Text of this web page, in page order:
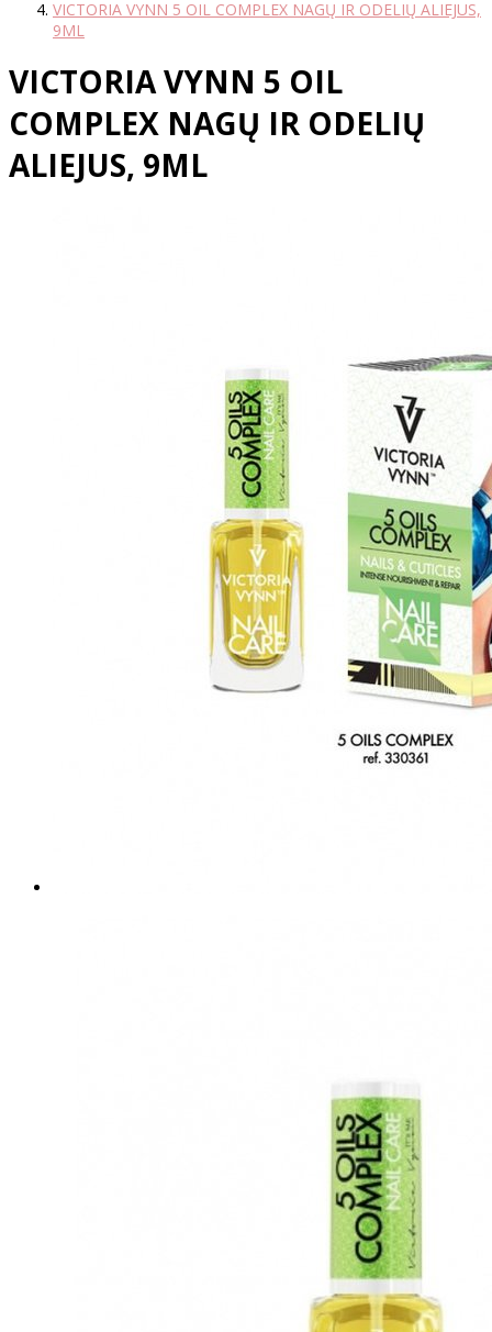
VICTORIA VYNN 5 OIL COMPLEX NAGŲ IR ODELIŲ ALIEJUS,
9ML
VICTORIA VYNN 5 OIL
COMPLEX NAGŲ IR ODELIŲ
ALIEJUS, 9ML